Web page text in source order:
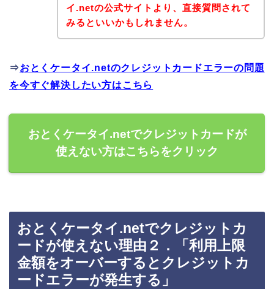
イ.netの公式サイトより、直接質問されて
みるといいかもしれません。
⇒おとくケータイ.netのクレジットカードエラーの問題
を今すぐ解決したい方はこちら
おとくケータイ.netでクレジットカードが
使えない方はこちらをクリック
おとくケータイ.netでクレジットカ
ードが使えない理由２．「利用上限
金額をオーバーするとクレジットカ
ードエラーが発生する」